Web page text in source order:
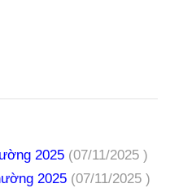
2025 (07/11/2025 )
2025 (07/11/2025 )